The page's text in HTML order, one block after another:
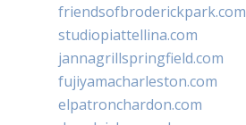
friendsofbroderickpark.com
studiopiattellina.com
jannagrillspringfield.com
fujiyamacharleston.com
elpatronchardon.com